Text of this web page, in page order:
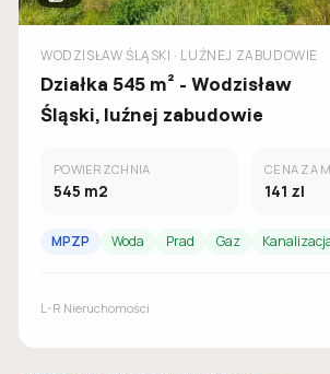
WODZISŁAW ŚLĄSKI · LUŹNEJ ZABUDOWIE
Działka 545 m² - Wodzisław
Śląski, luźnej zabudowie
POWIERZCHNIA
545 m2
CENA ZA
141 zl
MPZP Woda Prad Gaz
L-R Nieruchomości